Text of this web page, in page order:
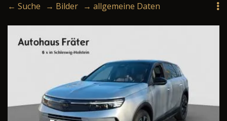
← Suche → Bilder → allgemeine Daten